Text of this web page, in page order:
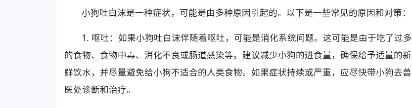
小狗吐白沫是一种症状，可能是由多种原因引起的。以下是一些常见的原因和对策：
1. 呕吐：如果小狗吐白沫伴随着呕吐，可能是消化系统问题。这可能是由于吃了过多
的食物、食物中毒、消化不良或肠道感染等。建议减少小狗的进食量，确保给予适量的新
鲜饮水，并尽量避免给小狗不适合的人类食物。如果症状持续或严重，应尽快带小狗去兽
医处诊断和治疗。